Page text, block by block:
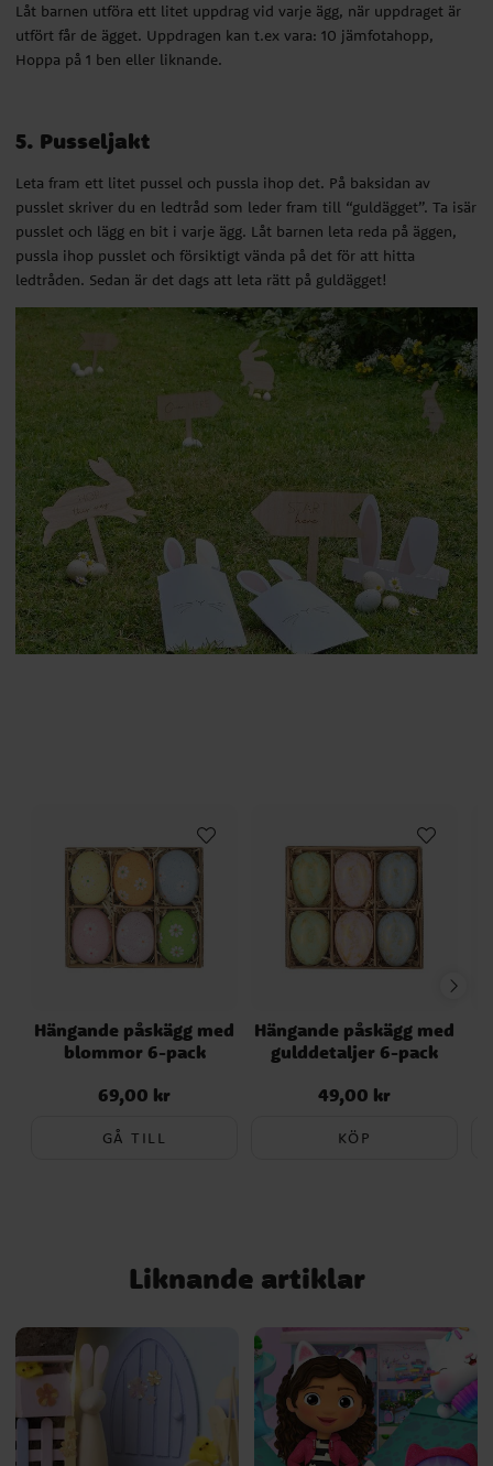
Låt barnen utföra ett litet uppdrag vid varje ägg, när uppdraget är
utfört får de ägget. Uppdragen kan t.ex vara: 10 jämfotahopp,
Hoppa på 1 ben eller liknande.
5. Pusseljakt
Leta fram ett litet pussel och pussla ihop det. På baksidan av
pusslet skriver du en ledtråd som leder fram till “guldägget”. Ta isär
pusslet och lägg en bit i varje ägg. Låt barnen leta reda på äggen,
pussla ihop pusslet och försiktigt vända på det för att hitta
ledtråden. Sedan är det dags att leta rätt på guldägget!
Hängande påskägg med
blommor 6-pack
Pris:69,00 kr
69,00 kr
GÅ TILL
Hängande påskägg med
gulddetaljer 6-pack
Pris:49,00 kr
49,00 kr
KÖP
Liknande artiklar